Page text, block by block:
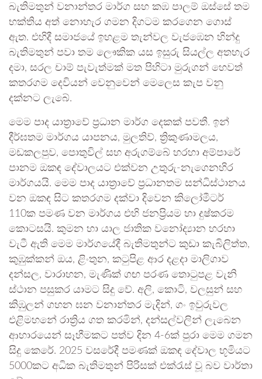
බැතිමතුන් වනාන්තර මාර්ග සහ කඹ පාලම් ඔස්සේ තම
භක්තිය අත් නොහැර ගමන දිගටම කරගෙන ගොස්
ඇත. එහිදී සමාජයේ ඉහළම තැන්වල වැජඹෙන හින්දු
බැතිමතුන් පවා තම ලෞකික යස ඉසුරු සියල්ල අතහැර
දමා, සරල චාම් පැවැත්මක් මත පිහිටා මුරුගන් හෙවත්
කතරගම දෙවියන් වෙනුවෙන් මෙලෙස කැප වනු
දක්නට ලැබේ.
මෙම පාද යාත්‍රාවේ ප්‍රධාන මාර්ග දෙකක් පවතී. ඉන්
දීර්ඝතම මාර්ගය යාපනය, මුලතිව්, ත්‍රිකුණාමලය,
මඩකලපුව, පොතුවිල් සහ අරුගම්බේ හරහා අම්පාරේ
පානම ඔකඳ දේවාලයට එක්වන උතුරු-නැගෙනහිර
මාර්ගයයි. මෙම පාද යාත්‍රාවේ ප්‍රධානතම සන්ධිස්ථානය
වන ඔකඳ සිට කතරගම දක්වා දිවෙන කිලෝමීටර්
110ක පමණ වන මාර්ගය එහි ජනප්‍රියම හා දුෂ්කරම
කොටසයි. කුමන හා යාල ජාතික වනෝද්‍යාන හරහා
වැටී ඇති මෙම මාර්ගයේදී බැතිමතුන්ට කුඩා කැබිලිත්ත,
කුඹුක්කන් ඔය, ළිංතුන, කටුපිළ ආර දළදා මාලිගාව
දන්සල, වාරාහන, මැණික් ගඟ පරණ තොටුපළ වැනි
ස්ථාන පසුකර යාමට සිදු වේ. අලි, කොටි, වලසුන් සහ
කිඹුලන් ගහන ඝන වනාන්තර මැදින්, ගං ඉවුරුවල
එළිමහනේ රාත්‍රිය ගත කරමින්, දන්සල්වලින් ලැබෙන
ආහාරයෙන් සෑහීමකට පත්ව දින 4-6ක් පුරා මෙම ගමන
සිදු කෙරේ. 2025 වසරේදී පමණක් ඔකඳ දේවාල භූමියට
5000කට අධික බැතිමතුන් පිරිසක් එක්රැස් වූ බව වාර්තා